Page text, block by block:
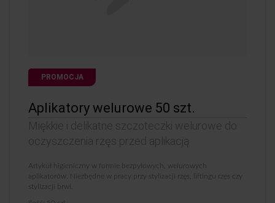
PROMOCJA
Aplikatory welurowe 50 szt.
Miękkie i delikatne szczoteczki welurowe do
oczyszczenia rzęs przed aplikacją
Artykuł higieniczny w formie bezpyłowych, welurowych
aplikatorów. Niezbędne w pracy przy stylizacji rzęs, liftingu rzęs czy
stylizacji brwi.